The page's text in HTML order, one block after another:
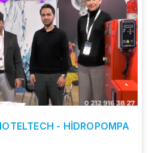
- HİDROPOMPA